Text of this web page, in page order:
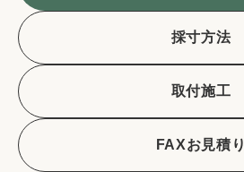
採寸方法
取付施工
FAXお見積り